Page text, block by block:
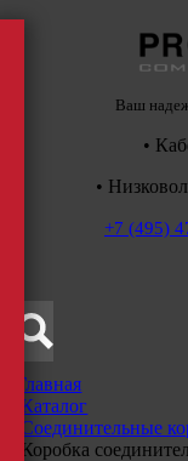
Ваш
•
•
+7 (495)
Главная
Каталог
Соединительные
Коробка